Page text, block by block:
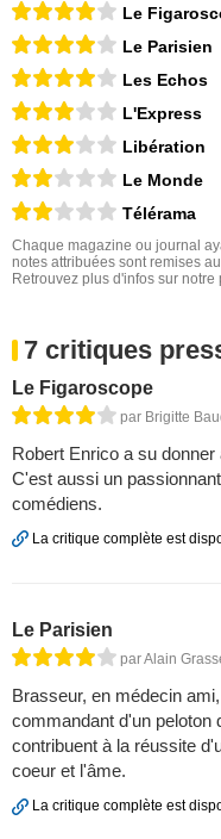
Le
Le Parisien
Les Echos
L'Express
Libération
Le Monde
Télérama
Chaque magazine ou journal
notes attribuées sont remises
Retrouvez plus d'infos sur notre
7 critiques
Le Figaroscope
par Brigitte
Robert Enrico a su
C'est aussi un
comédiens.
La critique complète est
Le Parisien
par Alain
Brasseur, en médecin
commandant d'un peloton
contribuent à la réussite
coeur et l'âme.
La critique complète est